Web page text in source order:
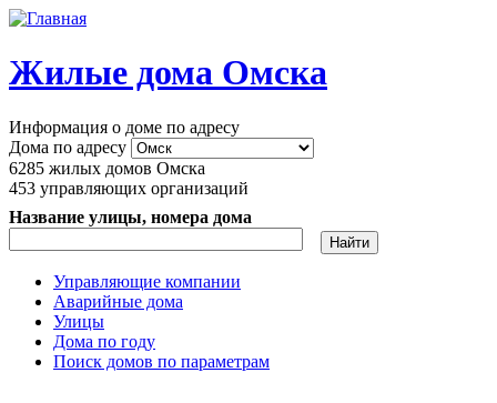
Перейти к основному содержанию
Жилые дома Омска
Информация о доме по адресу
Дома по адресу
6285 жилых домов Омска
453 управляющих организаций
Название улицы, номера дома
Главное меню
Управляющие компании
Аварийные дома
Улицы
Дома по году
Поиск домов по параметрам